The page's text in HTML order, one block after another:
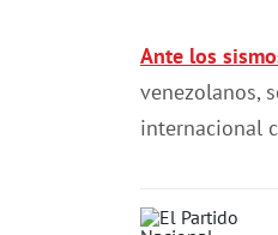
Ante los
venezolanos,
internacional